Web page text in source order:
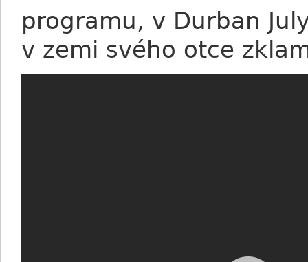
programu, v Durban
v zemi svého otce